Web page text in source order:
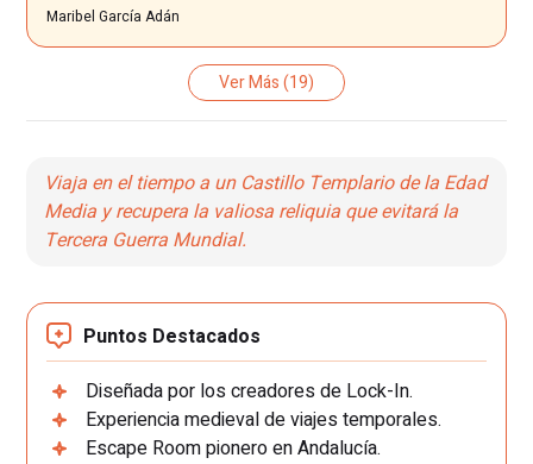
Maribel García Adán
Ver Más(19)
Viaja en el tiempo a un Castillo Templario de la Edad
Media y recupera la valiosa reliquia que evitará la
Tercera Guerra Mundial.
Puntos Destacados
Diseñada por los creadores de Lock-In.
Experiencia medieval de viajes temporales.
Escape Room pionero en Andalucía.